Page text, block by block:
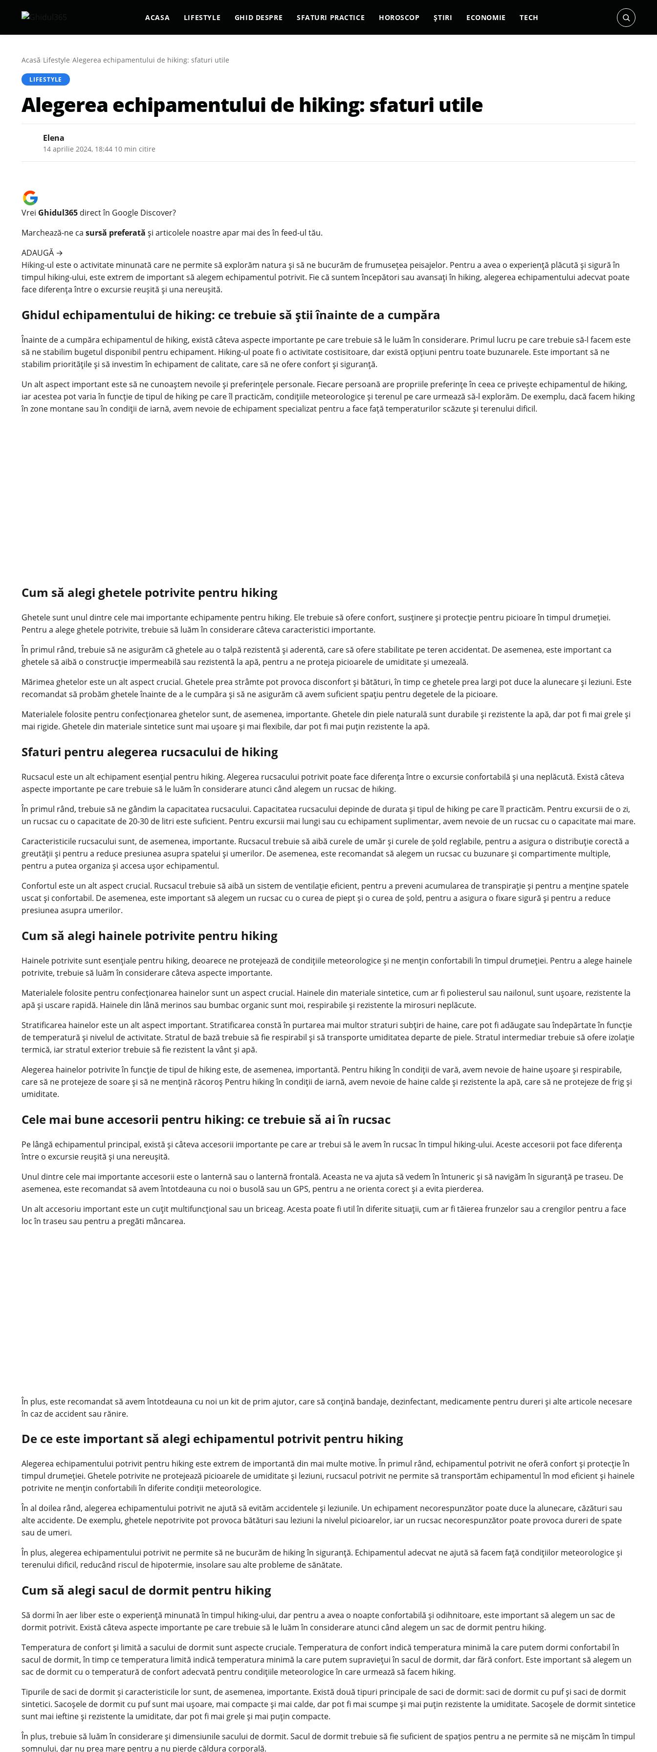
ACASA LIFESTYLE GHID DESPRE SFATURI PRACTICE HOROSCOP ȘTIRI ECONOMIE TECH
Acasă/Lifestyle/Alegerea echipamentului de hiking: sfaturi utile
LIFESTYLE
Alegerea echipamentului de hiking: sfaturi utile
Elena
14 aprilie 2024, 18:44 10 min citire
Vrei Ghidul365 direct în Google Discover?
Marchează-ne ca sursă preferată și articolele noastre apar mai des în feed-ul tău.
ADAUGĂ →
Hiking-ul este o activitate minunată care ne permite să explorăm natura și să ne bucurăm de frumusețea peisajelor. Pentru a avea o experiență plăcută și sigură în
timpul hiking-ului, este extrem de important să alegem echipamentul potrivit. Fie că suntem începători sau avansați în hiking, alegerea echipamentului adecvat poate
face diferența între o excursie reușită și una nereușită.
Ghidul echipamentului de hiking: ce trebuie să știi înainte de a cumpăra
Înainte de a cumpăra echipamentul de hiking, există câteva aspecte importante pe care trebuie să le luăm în considerare. Primul lucru pe care trebuie să-l facem este
să ne stabilim bugetul disponibil pentru echipament. Hiking-ul poate fi o activitate costisitoare, dar există opțiuni pentru toate buzunarele. Este important să ne
stabilim prioritățile și să investim în echipament de calitate, care să ne ofere confort și siguranță.
Un alt aspect important este să ne cunoaștem nevoile și preferințele personale. Fiecare persoană are propriile preferințe în ceea ce privește echipamentul de hiking,
iar acestea pot varia în funcție de tipul de hiking pe care îl practicăm, condițiile meteorologice și terenul pe care urmează să-l explorăm. De exemplu, dacă facem hiking
în zone montane sau în condiții de iarnă, avem nevoie de echipament specializat pentru a face față temperaturilor scăzute și terenului dificil.
Cum să alegi ghetele potrivite pentru hiking
Ghetele sunt unul dintre cele mai importante echipamente pentru hiking. Ele trebuie să ofere confort, susținere și protecție pentru picioare în timpul drumeției.
Pentru a alege ghetele potrivite, trebuie să luăm în considerare câteva caracteristici importante.
În primul rând, trebuie să ne asigurăm că ghetele au o talpă rezistentă și aderentă, care să ofere stabilitate pe teren accidentat. De asemenea, este important ca
ghetele să aibă o construcție impermeabilă sau rezistentă la apă, pentru a ne proteja picioarele de umiditate și umezeală.
Mărimea ghetelor este un alt aspect crucial. Ghetele prea strâmte pot provoca disconfort și bătături, în timp ce ghetele prea largi pot duce la alunecare și leziuni. Este
recomandat să probăm ghetele înainte de a le cumpăra și să ne asigurăm că avem suficient spațiu pentru degetele de la picioare.
Materialele folosite pentru confecționarea ghetelor sunt, de asemenea, importante. Ghetele din piele naturală sunt durabile și rezistente la apă, dar pot fi mai grele și
mai rigide. Ghetele din materiale sintetice sunt mai ușoare și mai flexibile, dar pot fi mai puțin rezistente la apă.
Sfaturi pentru alegerea rucsacului de hiking
Rucsacul este un alt echipament esențial pentru hiking. Alegerea rucsacului potrivit poate face diferența între o excursie confortabilă și una neplăcută. Există câteva
aspecte importante pe care trebuie să le luăm în considerare atunci când alegem un rucsac de hiking.
În primul rând, trebuie să ne gândim la capacitatea rucsacului. Capacitatea rucsacului depinde de durata și tipul de hiking pe care îl practicăm. Pentru excursii de o zi,
un rucsac cu o capacitate de 20-30 de litri este suficient. Pentru excursii mai lungi sau cu echipament suplimentar, avem nevoie de un rucsac cu o capacitate mai mare.
Caracteristicile rucsacului sunt, de asemenea, importante. Rucsacul trebuie să aibă curele de umăr și curele de șold reglabile, pentru a asigura o distribuție corectă a
greutății și pentru a reduce presiunea asupra spatelui și umerilor. De asemenea, este recomandat să alegem un rucsac cu buzunare și compartimente multiple,
pentru a putea organiza și accesa ușor echipamentul.
Confortul este un alt aspect crucial. Rucsacul trebuie să aibă un sistem de ventilație eficient, pentru a preveni acumularea de transpirație și pentru a menține spatele
uscat și confortabil. De asemenea, este important să alegem un rucsac cu o curea de piept și o curea de șold, pentru a asigura o fixare sigură și pentru a reduce
presiunea asupra umerilor.
Cum să alegi hainele potrivite pentru hiking
Hainele potrivite sunt esențiale pentru hiking, deoarece ne protejează de condițiile meteorologice și ne mențin confortabili în timpul drumeției. Pentru a alege hainele
potrivite, trebuie să luăm în considerare câteva aspecte importante.
Materialele folosite pentru confecționarea hainelor sunt un aspect crucial. Hainele din materiale sintetice, cum ar fi poliesterul sau nailonul, sunt ușoare, rezistente la
apă și uscare rapidă. Hainele din lână merinos sau bumbac organic sunt moi, respirabile și rezistente la mirosuri neplăcute.
Stratificarea hainelor este un alt aspect important. Stratificarea constă în purtarea mai multor straturi subțiri de haine, care pot fi adăugate sau îndepărtate în funcție
de temperatură și nivelul de activitate. Stratul de bază trebuie să fie respirabil și să transporte umiditatea departe de piele. Stratul intermediar trebuie să ofere izolație
termică, iar stratul exterior trebuie să fie rezistent la vânt și apă.
Alegerea hainelor potrivite în funcție de tipul de hiking este, de asemenea, importantă. Pentru hiking în condiții de vară, avem nevoie de haine ușoare și respirabile,
care să ne protejeze de soare și să ne mențină răcoroș Pentru hiking în condiții de iarnă, avem nevoie de haine calde și rezistente la apă, care să ne protejeze de frig și
umiditate.
Cele mai bune accesorii pentru hiking: ce trebuie să ai în rucsac
Pe lângă echipamentul principal, există și câteva accesorii importante pe care ar trebui să le avem în rucsac în timpul hiking-ului. Aceste accesorii pot face diferența
între o excursie reușită și una nereușită.
Unul dintre cele mai importante accesorii este o lanternă sau o lanternă frontală. Aceasta ne va ajuta să vedem în întuneric și să navigăm în siguranță pe traseu. De
asemenea, este recomandat să avem întotdeauna cu noi o busolă sau un GPS, pentru a ne orienta corect și a evita pierderea.
Un alt accesoriu important este un cuțit multifuncțional sau un briceag. Acesta poate fi util în diferite situații, cum ar fi tăierea frunzelor sau a crengilor pentru a face
loc în traseu sau pentru a pregăti mâncarea.
În plus, este recomandat să avem întotdeauna cu noi un kit de prim ajutor, care să conțină bandaje, dezinfectant, medicamente pentru dureri și alte articole necesare
în caz de accident sau rănire.
De ce este important să alegi echipamentul potrivit pentru hiking
Alegerea echipamentului potrivit pentru hiking este extrem de importantă din mai multe motive. În primul rând, echipamentul potrivit ne oferă confort și protecție în
timpul drumeției. Ghetele potrivite ne protejează picioarele de umiditate și leziuni, rucsacul potrivit ne permite să transportăm echipamentul în mod eficient și hainele
potrivite ne mențin confortabili în diferite condiții meteorologice.
În al doilea rând, alegerea echipamentului potrivit ne ajută să evităm accidentele și leziunile. Un echipament necorespunzător poate duce la alunecare, căzături sau
alte accidente. De exemplu, ghetele nepotrivite pot provoca bătături sau leziuni la nivelul picioarelor, iar un rucsac necorespunzător poate provoca dureri de spate
sau de umeri.
În plus, alegerea echipamentului potrivit ne permite să ne bucurăm de hiking în siguranță. Echipamentul adecvat ne ajută să facem față condițiilor meteorologice și
terenului dificil, reducând riscul de hipotermie, insolare sau alte probleme de sănătate.
Cum să alegi sacul de dormit pentru hiking
Să dormi în aer liber este o experiență minunată în timpul hiking-ului, dar pentru a avea o noapte confortabilă și odihnitoare, este important să alegem un sac de
dormit potrivit. Există câteva aspecte importante pe care trebuie să le luăm în considerare atunci când alegem un sac de dormit pentru hiking.
Temperatura de confort și limită a sacului de dormit sunt aspecte cruciale. Temperatura de confort indică temperatura minimă la care putem dormi confortabil în
sacul de dormit, în timp ce temperatura limită indică temperatura minimă la care putem supraviețui în sacul de dormit, dar fără confort. Este important să alegem un
sac de dormit cu o temperatură de confort adecvată pentru condițiile meteorologice în care urmează să facem hiking.
Tipurile de saci de dormit și caracteristicile lor sunt, de asemenea, importante. Există două tipuri principale de saci de dormit: saci de dormit cu puf și saci de dormit
sintetici. Sacoșele de dormit cu puf sunt mai ușoare, mai compacte și mai calde, dar pot fi mai scumpe și mai puțin rezistente la umiditate. Sacoșele de dormit sintetice
sunt mai ieftine și rezistente la umiditate, dar pot fi mai grele și mai puțin compacte.
În plus, trebuie să luăm în considerare și dimensiunile sacului de dormit. Sacul de dormit trebuie să fie suficient de spațios pentru a ne permite să ne mișcăm în timpul
somnului, dar nu prea mare pentru a nu pierde căldura corporală.